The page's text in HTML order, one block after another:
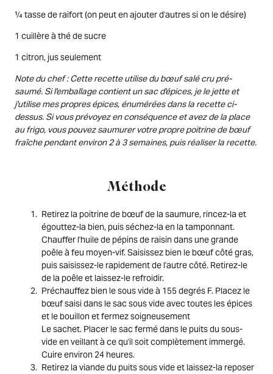
¼ tasse de raifort (on peut en ajouter d'autres si on le désire)
1 cuillère à thé de sucre
1 citron, jus seulement
Note du chef : Cette recette utilise du bœuf salé cru pré-
saumé. Si l'emballage contient un sac d'épices, je le jette et
j'utilise mes propres épices, énumérées dans la recette ci-
dessus. Si vous prévoyez en conséquence et avez de la place
au frigo, vous pouvez saumurer votre propre poitrine de bœuf
fraîche pendant environ 2 à 3 semaines, puis réaliser la recette.
Méthode
Retirez la poitrine de bœuf de la saumure, rincez-la et
égouttez-la bien, puis séchez-la en la tamponnant.
Chauffer l'huile de pépins de raisin dans une grande
poêle à feu moyen-vif. Saisissez bien le bœuf côté gras,
puis saisissez-le rapidement de l'autre côté. Retirez-le
de la poêle et laissez-le refroidir.
Préchauffez bien le sous vide à 155 degrés F. Placez le
bœuf saisi dans le sac sous vide avec toutes les épices
et le bouillon et fermez soigneusement
Le sachet. Placer le sac fermé dans le puits du sous-
vide en veillant à ce qu'il soit complètement immergé.
Cuire environ 24 heures.
Retirez la viande du puits sous vide et laissez-la reposer